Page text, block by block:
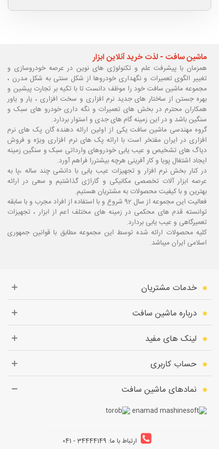
ماشین سافت - لذت خرید آنلاین ابزار
همزمان با پیشرفت علم و تکنولوژی های نوین در عرصه خودروسازی و
تغییر الگوی تعمیرات و نگهداری خودروها از شکل سنتی به شکل مدرن ،
مجموعه ماشین سافت خود را موظف دانست تا با تکیه بر تجارت پیشین و
بهره جستن از ساختار های جدید نرم افزاری و سخت افزاری ، یار و یاور
همکاران محترم در بخش های تعمیرات و نگه داری خودرو های سبک و
سنگین باشد و در این زمینه گام های جدی و استوار بردارد.
گروه مهندسی ماشین سافت یکی از اولین ارائه دهنده گان پک های نرم
افزاری در ایران مفتخر است با ارائه پک های نرم افزاری ویژه و فروش
دیاگ های تشخیص و عیب یابی خودروهای وارداتی سبک و سنگین زمینه
ایجاد اشتغال پویا و کار آفرینی هرچه بیشتررا فراهم آورد.
در کنار بخش نرم افزار و تجهیزات عیب یابی با دانشی چند ساله ،پا به
عرصه ابزار آلات تخصصی مکانیکی و گاراژی گذاشتیم و سعی در ارائه
بهترین و با کیفیت محصولات به مشتریان هستیم.
فعالیت این مجموعه از سال 92 شروع و با استفاده از افراد مجرب و با سابقه
توانسته قدم های محکمی در زمینه های مختلف اعم از ابزار ، تجهیزات
تعمیرگاهی و عیب یابی بردارد.
کلیه محصولات ارائه شده توسط این مجموعه مطابق با قوانین جمهوری
اسلامی ایران میباشد.
خدمات مشتریان
درباره ماشین سافت
لینک های مفید
حساب کاربری
نمادهای ماشین سافت
ارتباط با ما: 34444149 - 041